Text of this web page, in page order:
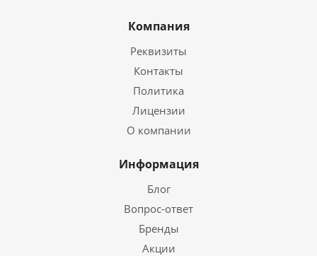
Компания
Реквизиты
Контакты
Политика
Лицензии
О компании
Информация
Блог
Вопрос-ответ
Бренды
Акции